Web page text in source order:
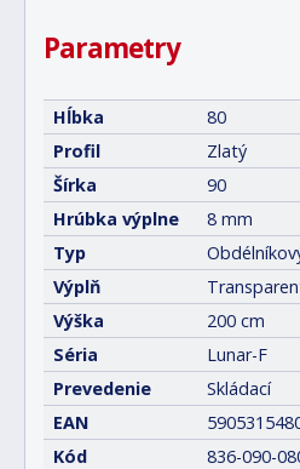
Parametry
Hĺbka
80
Profil
Zlatý
Šírka
90
Hrúbka výplne
8 mm
Typ
Výplň
Výška
200 cm
Séria
Lunar-F
Prevedenie
Skládací
EAN
Kód
836-090-